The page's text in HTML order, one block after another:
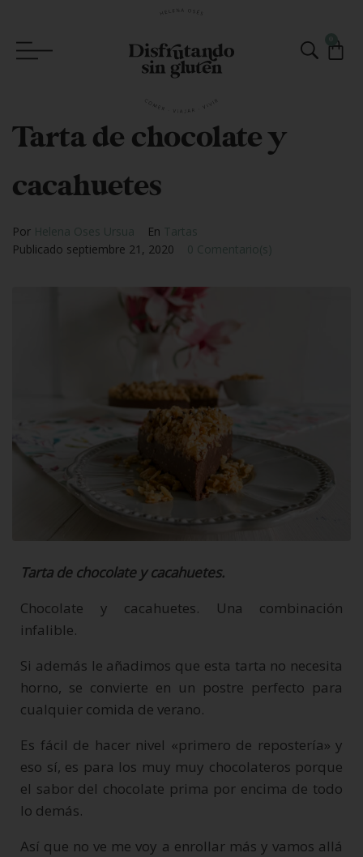
Tarta de chocolate y
cacahuetes
Por Helena Oses Ursua En Tartas
Publicado septiembre 21, 2020 0 Comentario(s)
Tarta de chocolate y cacahuetes.
Chocolate y cacahuetes. Una combinación
infalible.
Si además le añadimos que esta tarta no necesita
horno, se convierte en un postre perfecto para
cualquier comida de verano.
Es fácil de hacer nivel «primero de repostería» y
eso sí, es para los muy muy chocolateros porque
el sabor del chocolate prima por encima de todo
lo demás.
Así que no ve me voy a enrollar más y vamos allá